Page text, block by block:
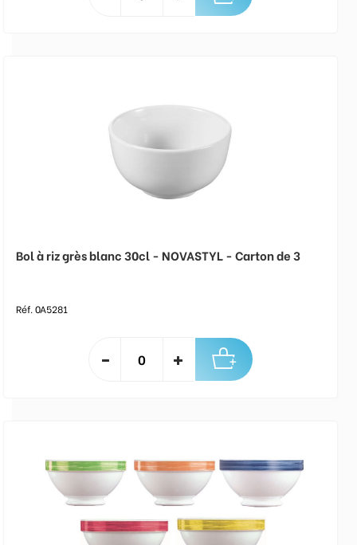
Bol à riz grès blanc 30cl - NOVASTYL - Carton de 3
Réf. 0A5281